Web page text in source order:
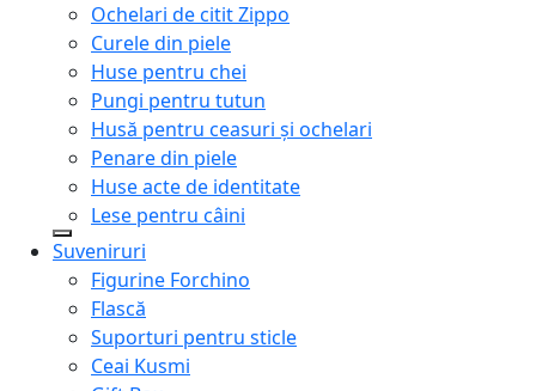
Ochelari de citit Zippo
Curele din piele
Huse pentru chei
Pungi pentru tutun
Husă pentru ceasuri și ochelari
Penare din piele
Huse acte de identitate
Lese pentru câini
Suveniruri
Figurine Forchino
Flască
Suporturi pentru sticle
Ceai Kusmi